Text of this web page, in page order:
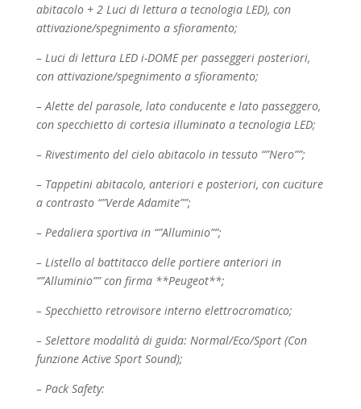
abitacolo + 2 Luci di lettura a tecnologiaLED), con
attivazione/spegnimento a sfioramento;
– Luci di lettura LED i-DOME per passeggeri posteriori,
con attivazione/spegnimento asfioramento;
– Alette del parasole, lato conducente e lato passeggero,
con specchietto di cortesia illuminato atecnologia LED;
– Rivestimento del cielo abitacolo in tessuto “”Nero””;
– Tappetini abitacolo, anteriori e posteriori, con cuciture
a contrasto “”Verde Adamite””;
– Pedaliera sportiva in “”Alluminio””;
– Listello al battitacco delle portiere anteriori in
“”Alluminio”” con firma **Peugeot**;
– Specchietto retrovisore interno elettrocromatico;
– Selettore modalità di guida: Normal/Eco/Sport (Con
funzione Active Sport Sound);
– Pack Safety: